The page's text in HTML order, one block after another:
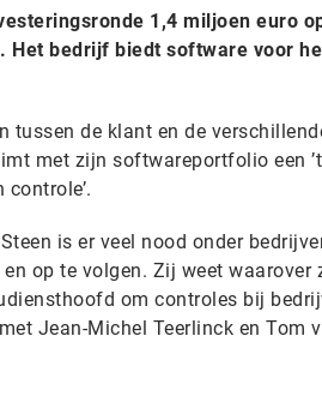
1,4 miljoen euro
Het bedrijf biedt software voor
tussen de klant en de
met zijn softwareportfolio een
is er veel nood onder
op te volgen. Zij weet waarover
om controles bij
Jean-Michel Teerlinck en Tom